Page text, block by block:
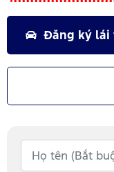
Đăng ký lái